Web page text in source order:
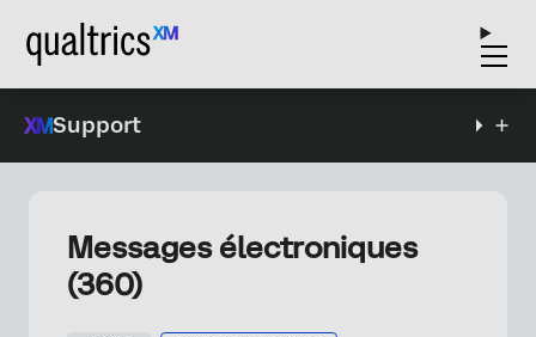
Support
Messages électroniques
(360)